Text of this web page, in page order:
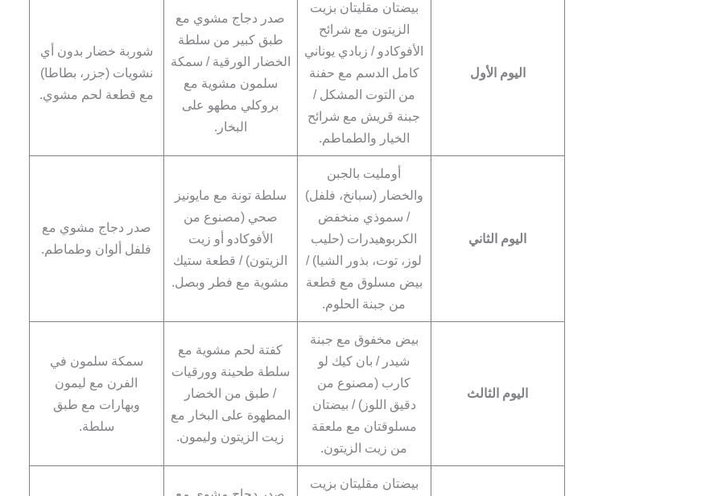
اليوم الأول
بيضتان مقليتان بزيت
الزيتون مع شرائح
الأفوكادو / زبادي يوناني
كامل الدسم مع حفنة
من التوت المشكل /
جبنة قريش مع شرائح
الخيار والطماطم.
صدر دجاج مشوي مع
طبق كبير من سلطة
الخضار الورقية / سمكة
سلمون مشوية مع
بروكلي مطهو على
البخار.
شوربة خضار بدون أي
نشويات (جزر، بطاطا)
مع قطعة لحم مشوي.
اليوم الثاني
أومليت بالجبن
والخضار (سبانخ، فلفل)
/ سموذي منخفض
الكربوهيدرات (حليب
لوز، توت، بذور الشيا) /
بيض مسلوق مع قطعة
من جبنة الحلوم.
سلطة تونة مع مايونيز
صحي (مصنوع من
الأفوكادو أو زيت
الزيتون) / قطعة ستيك
مشوية مع فطر وبصل.
صدر دجاج مشوي مع
فلفل ألوان وطماطم.
اليوم الثالث
بيض مخفوق مع جبنة
شيدر / بان كيك لو
كارب (مصنوع من
دقيق اللوز) / بيضتان
مسلوقتان مع ملعقة
من زيت الزيتون.
كفتة لحم مشوية مع
سلطة طحينة وورقيات
/ طبق من الخضار
المطهوة على البخار مع
زيت الزيتون وليمون.
سمكة سلمون في
الفرن مع ليمون
وبهارات مع طبق
سلطة.
بيضتان مقليتان بزيت